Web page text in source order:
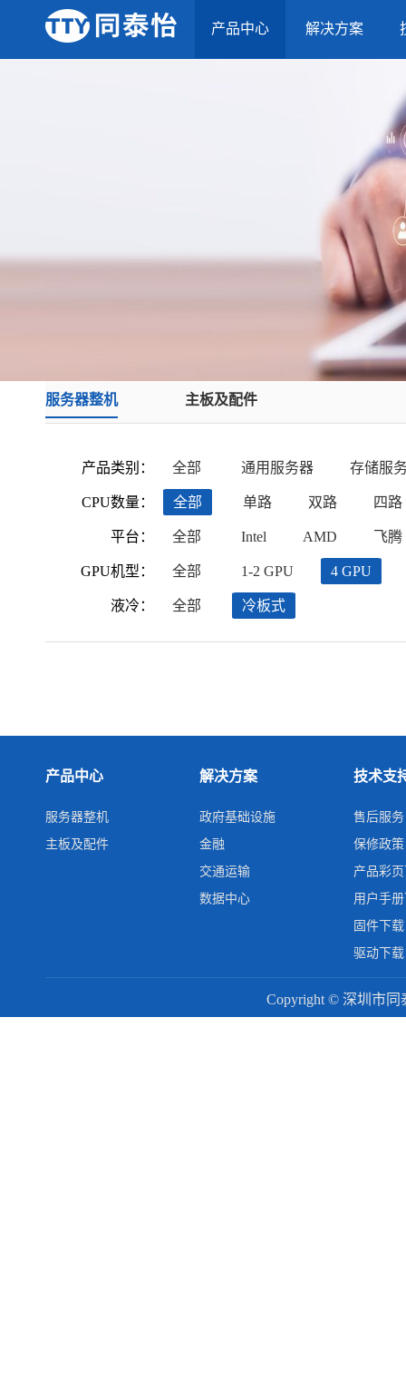
产品中心 解决方案
服务器整机 主板及配件
产品类别：
CPU数量：
平台：
GPU机型：
液冷：
全部 通用服务器 存储服
全部 单路 双路 四路
全部 Intel AMD 飞腾
全部 1-2 GPU 4 GPU
全部 冷板式
产品中心
服务器整机
主板及配件
解决方案
政府基础设施
金融
交通运输
数据中心
技术支
售后服务
保修政策
产品彩
用户手
固件下载
驱动下载
Copyright © 深圳市同